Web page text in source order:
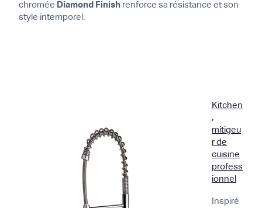
chromée Diamond Finish renforce sa résistance et son
style intemporel.
Kitchen
,
mitigeu
r de
cuisine
profess
ionnel
Inspiré